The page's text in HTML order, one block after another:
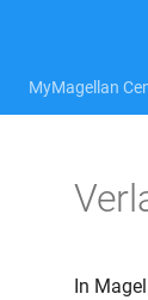
MyMagellan
In